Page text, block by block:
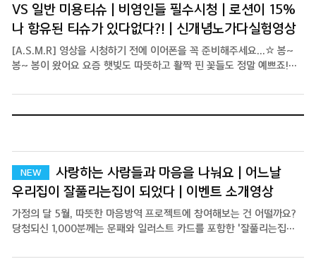
VS 일반 미용티슈 | 비염인들 필수시청 | 로션이 15%
나 함유된 티슈가 있다없다?! | 신개념노가다실험영상
[A.S.M.R] 영상을 시청하기 전에 이어폰을 꼭 준비해주세요...☆ 봄~
봄~ 봄이 왔어요 요즘 햇빛도 따뜻하고 활짝 핀 꽃들도 정말 예쁘죠!
주르륵- 넘 힘들어요 그럴 때 필요한 제품 ! 바로 직원들 최애템인
사랑하는 사람들과 마음을 나눠요 | 어느날
우리집이 잘풀리는집이 되었다 | 이벤트 소개영상
가정의 달 5월, 따뜻한 마음방역 프로젝트에 참여해보는 건 어떨까요?
당첨되신 1,000분께는 문패와 일러스트 카드를 포함한 '잘풀리는집